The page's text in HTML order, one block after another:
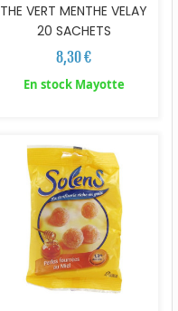
THE VERT MENTHE VELAY
20 SACHETS
8,30 €
En stock Mayotte